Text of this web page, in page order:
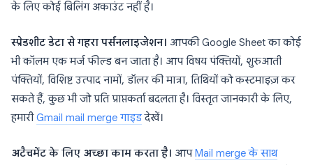
के लिए कोई बिलिंग अकाउंट नहीं है।
स्प्रेडशीट डेटा से गहरा पर्सनलाइजेशन। आपकी Google Sheet का कोई
भी कॉलम एक मर्ज फील्ड बन जाता है। आप विषय पंक्तियों, शुरुआती
पंक्तियों, विशिष्ट उत्पाद नामों, डॉलर की मात्रा, तिथियों को कस्टमाइज़ कर
सकते हैं, कुछ भी जो प्रति प्राप्तकर्ता बदलता है। विस्तृत जानकारी के लिए,
हमारीGmail mail merge गाइडदेखें।
अटैचमेंट के लिए अच्छा काम करता है। आप Mail merge के साथ